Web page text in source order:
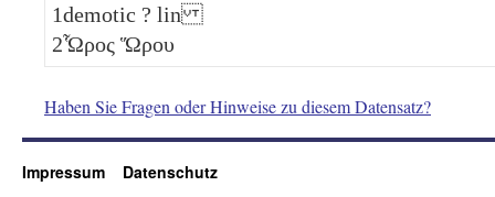
1demotic ? lin
2Ὧρος Ὥρου
Haben Sie Fragen oder Hinweise zu diesem Datensatz?
Impressum Datenschutz